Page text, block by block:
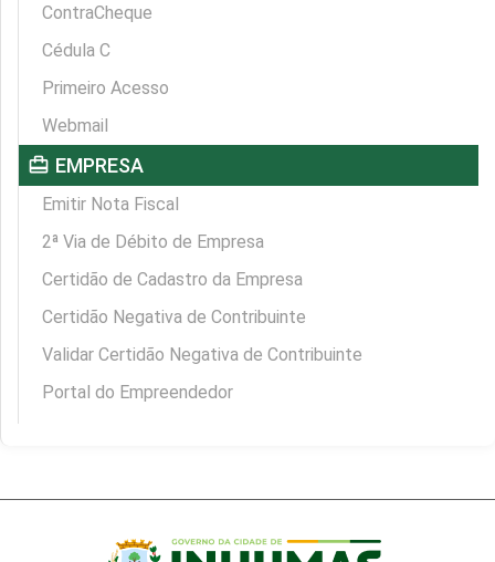
ContraCheque
Cédula C
Primeiro Acesso
Webmail
card_travel EMPRESA
Emitir Nota Fiscal
2ª Via de Débito de Empresa
Certidão de Cadastro da Empresa
Certidão Negativa de Contribuinte
Validar Certidão Negativa de Contribuinte
Portal do Empreendedor